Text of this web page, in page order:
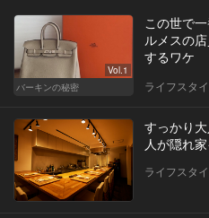
Vol.1
バーキンの秘密
この世で
ルメスの
するワケ
ライフスタ
すっかり
人が隠れ
ライフスタ